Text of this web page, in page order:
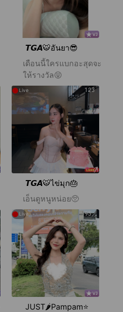
𝙏𝙂𝘼🐯อันยา😎
เดือนนี้ใครแบกอะสุดจะ
ให้รางวัล😝
123
●Live
𝙏𝙂𝘼🐯ไข่มุก🎂
เอ็นดูหนูหน่อย🥺
95
● Live
JUST🌶️Pampam⭐️